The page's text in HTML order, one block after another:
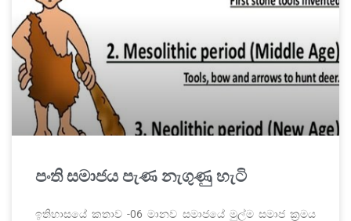
පංති සමාජය පැණ නැගුණු හැටි
ඉතිහාසයේ කතාව -06 මානව සමාජයේ මුල්ම සමාජ ක්‍රමය